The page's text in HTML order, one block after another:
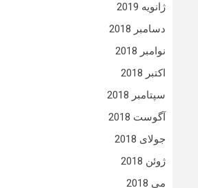
ژانویه 2019
دسامبر 2018
نوامبر 2018
اکتبر 2018
سپتامبر 2018
آگوست 2018
جولای 2018
ژوئن 2018
می 2018